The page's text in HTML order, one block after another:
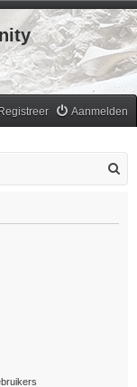
Aanmelden
Registreer